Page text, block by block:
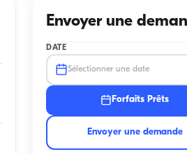
Envoyer une
DATE
Sélectionner une date
Forfaits Prêts
Envoyer une demande